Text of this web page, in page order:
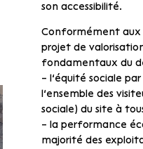
son accessibilité.
Conformément aux
projet de
fondamentaux du
– l’équité sociale
l’ensemble des
sociale) du site à
– la performance
majorité des